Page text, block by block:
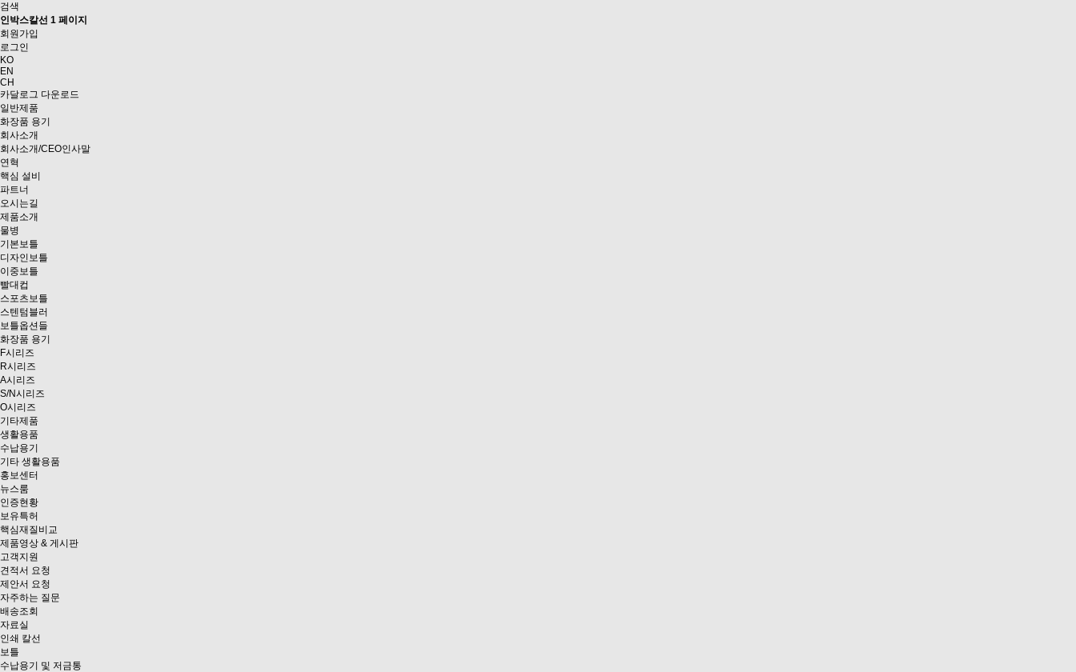
검색
인박스칼선 1 페이지
회원가입
로그인
KO
EN
CH
카달로그 다운로드
일반제품
화장품 용기
회사소개
회사소개/CEO인사말
연혁
핵심 설비
파트너
오시는길
제품소개
물병
기본보틀
디자인보틀
이중보틀
빨대컵
스포츠보틀
스텐텀블러
보틀옵션들
화장품 용기
F시리즈
R시리즈
A시리즈
S/N시리즈
O시리즈
기타제품
생활용품
수납용기
기타 생활용품
홍보센터
뉴스룸
인증현황
보유특허
핵심재질비교
제품영상 & 게시판
고객지원
견적서 요청
제안서 요청
자주하는 질문
배송조회
자료실
인쇄 칼선
보틀
수납용기 및 저금통